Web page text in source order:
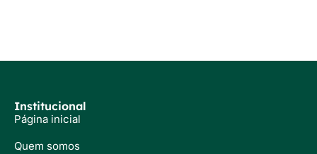
Institucional
Página inicial
Quem somos